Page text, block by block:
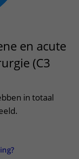
en acute
(C3
in totaal